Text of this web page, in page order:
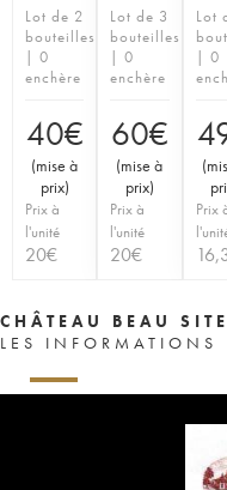
Lot de 2
bouteilles
| 0
enchère
40€
(mise à
prix)
Prix à
l'unité
20€
Lot de 3
bouteilles
| 0
enchère
60€
(mise à
prix)
Prix à
l'unité
20€
Lot
| 0
(
Prix
CHÂTEAU BEAU
LES INFORMATIONS